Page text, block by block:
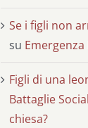
Se i figli non
su Emergenza
Figli di una
Battaglie
chiesa?